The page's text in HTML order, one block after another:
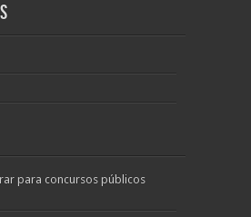
para concursos públicos